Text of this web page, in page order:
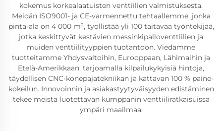
kokemus korkealaatuisten venttiilien valmistuksesta.
Meidän ISO9001- ja CE-varmennettu tehtaallemme, jonka
pinta-ala on 4 000 m², työllistää yli 100 taitavaa työntekijää,
jotka keskittyvät kestävien messinki­pallo­venttiilien ja
muiden venttiilityyppien tuotantoon. Viedämme
tuotteitamme Yhdysvaltoihin, Eurooppaan, Lähi­maihin ja
Etelä-Amerikkaan, tarjoamalla kilpailukykyisiä hintoja,
täydellisen CNC-konepajatekniikan ja kattavan 100 % paine­
kokeilun. Innovoinnin ja asiakastyytyväisyyden edistäminen
tekee meistä luotettavan kumppanin venttiili­ratkaisuissa
ympäri maailmaa.